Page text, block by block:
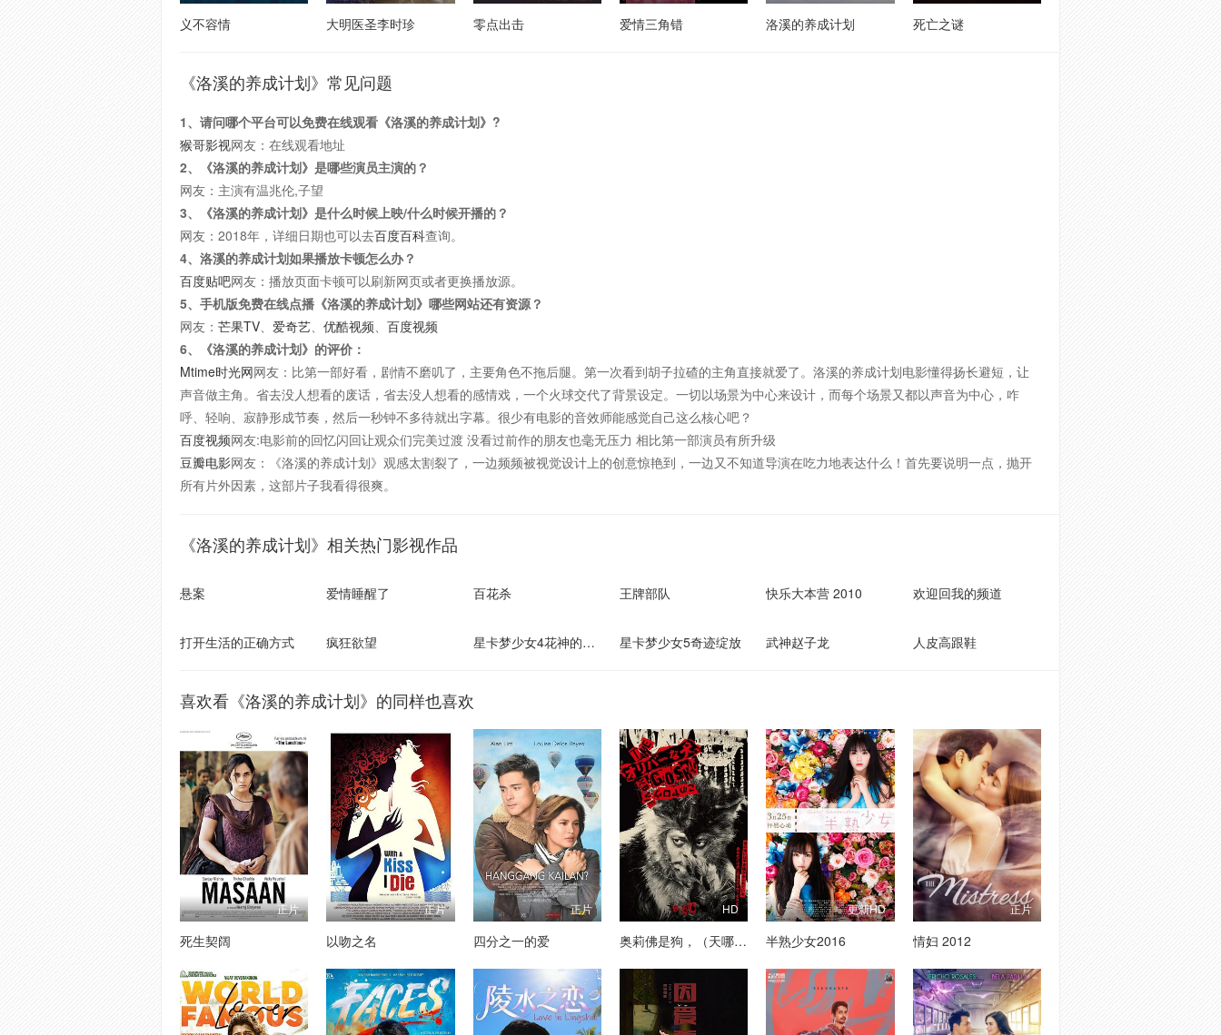
义不容情 大明医圣李时珍 零点出击 爱情三角错 洛溪的养成计划 死亡之谜
《洛溪的养成计划》常见问题
1、请问哪个平台可以免费在线观看《洛溪的养成计划》?
猴哥影视网友：在线观看地址
2、《洛溪的养成计划》是哪些演员主演的？
网友：主演有温兆伦,子望
3、《洛溪的养成计划》是什么时候上映/什么时候开播的？
网友：2018年，详细日期也可以去百度百科查询。
4、洛溪的养成计划如果播放卡顿怎么办？
百度贴吧网友：播放页面卡顿可以刷新网页或者更换播放源。
5、手机版免费在线点播《洛溪的养成计划》哪些网站还有资源？
网友： 芒果TV 爱奇艺 优酷视频
百度视频
6、《洛溪的养成计划》的评价：
Mtime时光网网友：比第一部好看，剧情不磨叽了，主要角色不拖后腿。第一次看到胡子拉碴的主角直接就爱了。洛溪的养成计划电影懂得扬长避短，让
声音做主角。省去没人想看的废话，省去没人想看的感情戏，一个火球交代了背景设定。一切以场景为中心来设计，而每个场景又都以声音为中心，咋
呼、轻响、寂静形成节奏，然后一秒钟不多待就出字幕。很少有电影的音效师能感觉自己这么核心吧？
百度视频网友:电影前的回忆闪回让观众们完美过渡 没看过前作的朋友也毫无压力 相比第一部演员有所升级
豆瓣电影网友：《洛溪的养成计划》观感太割裂了，一边频频被视觉设计上的创意惊艳到，一边又不知道导演在吃力地表达什么！首先要说明一点，抛开
所有片外因素，这部片子我看得很爽。
《洛溪的养成计划》相关热门影视作品
悬案 爱情睡醒了 百花杀 王牌部队 快乐大本营 2010 欢迎回我的频道
打开生活的正确方式 疯狂欲望 星卡梦少女4花神的试炼 星卡梦少女5奇迹绽放 武神赵子龙 人皮高跟鞋
喜欢看《洛溪的养成计划》的同样也喜欢
正片
死生契阔
正片
以吻之名
正片
四分之一的爱
HD
奥莉佛是狗，（天哪！！）这家伙电影版
更新HD
半熟少女2016
正片
情妇 2012